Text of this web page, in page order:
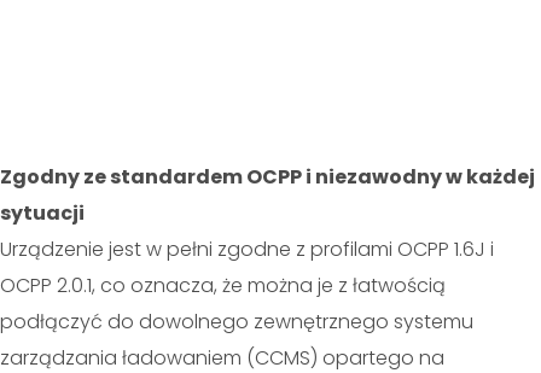
Zgodny ze standardem OCPP i niezawodny w każdej
sytuacji
Urządzenie jest w pełni zgodne z profilami OCPP 1.6J i
OCPP 2.0.1, co oznacza, że można je z łatwością
podłączyć do dowolnego zewnętrznego systemu
zarządzania ładowaniem (CCMS) opartego na